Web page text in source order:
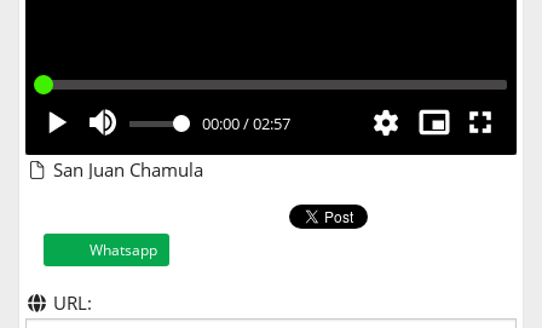
00:00/02:57
San Juan Chamula
Whatsapp
URL: